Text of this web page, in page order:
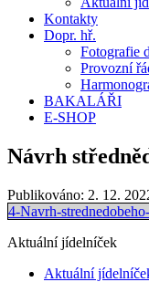
Kontakty
Dopr. hř.
Fotografie
Provozní
BAKALÁŘI
E-SHOP
Návrh
Publikováno: 2. 12.
4-Navrh-
Aktuální jídelníček
Aktuální